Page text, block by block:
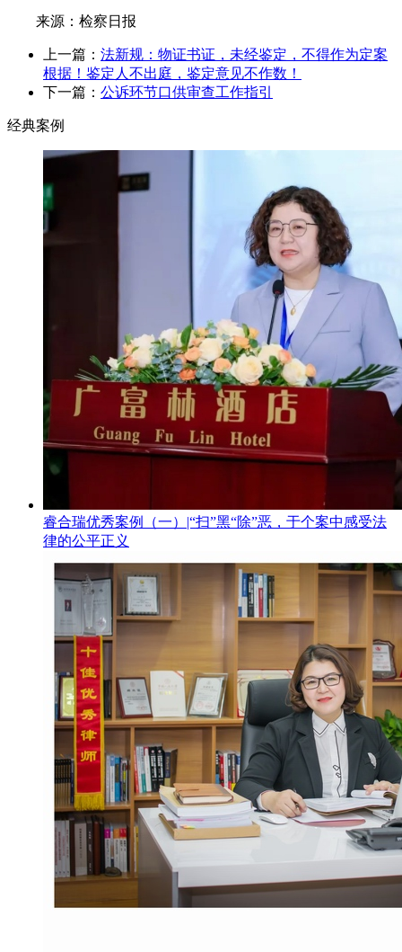
来源：检察日报
上一篇： 法新规：物证书证，未经鉴定，不得作为定案
根据！鉴定人不出庭，鉴定意见不作数！
下一篇： 公诉环节口供审查工作指引
经典案例
睿合瑞优秀案例（一）|“扫”黑“除”恶，于个案中感受法
律的公平正义